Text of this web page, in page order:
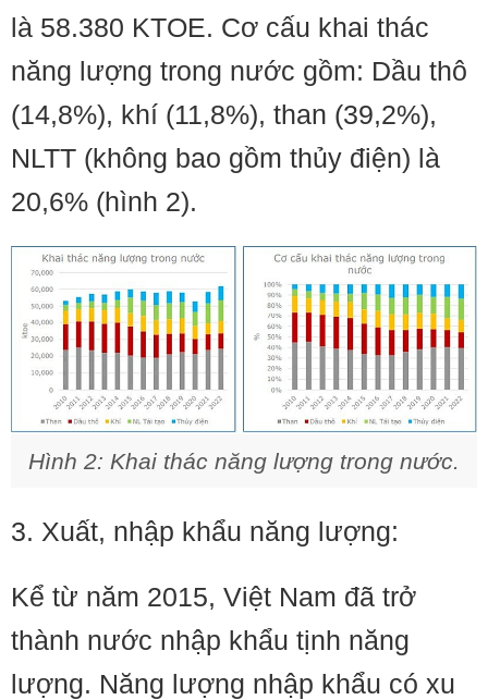
là 58.380 KTOE. Cơ cấu khai thác
năng lượng trong nước gồm: Dầu thô
(14,8%), khí (11,8%), than (39,2%),
NLTT (không bao gồm thủy điện) là
20,6% (hình 2).
Hình 2: Khai thác năng lượng trong nước.
3. Xuất, nhập khẩu năng lượng:
Kể từ năm 2015, Việt Nam đã trở
thành nước nhập khẩu tịnh năng
lượng. Năng lượng nhập khẩu có xu